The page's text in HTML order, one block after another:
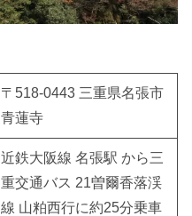
〒518-0443 三重県名張市
青蓮寺
近鉄大阪線 名張駅 から三
重交通バス 21曽爾香落渓
線 山粕西行に約25分乗車